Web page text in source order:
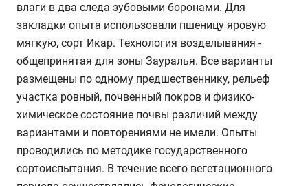
влаги в два следа зубовыми боронами. Для
закладки опыта использовали пшеницу яровую
мягкую, сорт Икар. Технология возделывания -
общепринятая для зоны Зауралья. Все варианты
размещены по одному предшественнику, рельеф
участка ровный, почвенный покров и физико-
химическое состояние почвы различий между
вариантами и повторениями не имели. Опыты
проводились по методике государственного
сортоиспытания. В течение всего вегетационного